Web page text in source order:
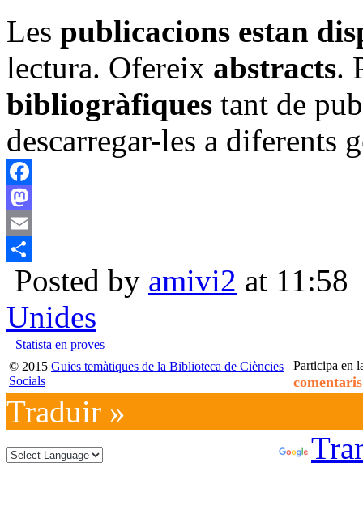
Les publicacions estan
lectura. Ofereix abstracts.
bibliogràfiques tant de
descarregar-les a diferents
Facebook
Mastodon
Email
Compartir
Posted by amivi2 at 11:58
Unides
Statista en proves
© 2015 Guies temàtiques de la Biblioteca de Ciències
Socials
Participa en
comentaris
Traduir »